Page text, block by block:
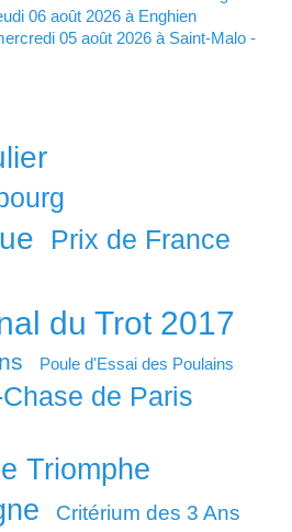
06 août 2026 à Enghien
Prix de France
du Trot 2017
Poule d'Essai des Poulains
Chase de Paris
Triomphe
Critérium des 3 Ans